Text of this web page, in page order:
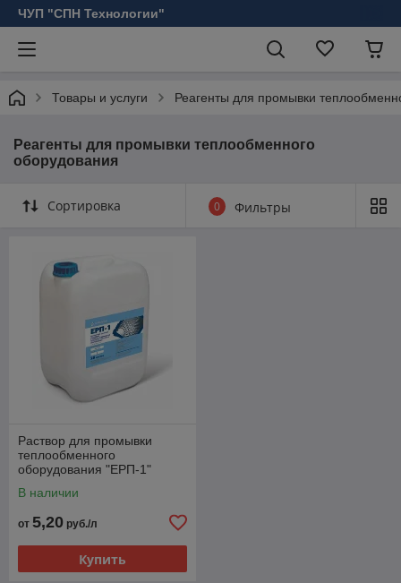
ЧУП "СПН Технологии"
Товары и услуги Реагенты для промывки
Реагенты для промывки теплообменного
оборудования
Сортировка 0 Фильтры
Раствор для промывки
теплообменного
оборудования "ЕРП-1"
В наличии
от 5,20 руб./л
Купить